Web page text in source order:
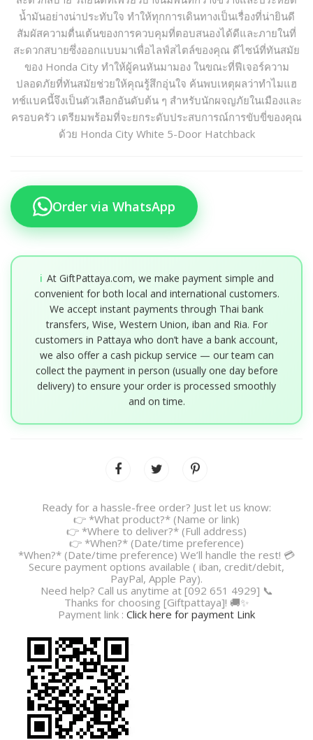
สะดวกสบาย รถยนต์ที่เพรียวบางนี้มีพื้นที่กว้างขวางและประหยัด
น้ำมันอย่างน่าประทับใจ ทำให้ทุกการเดินทางเป็นเรื่องที่น่ายินดี
สัมผัสความตื่นเต้นของการควบคุมที่ตอบสนองได้ดีและภายในที่
สะดวกสบายซึ่งออกแบบมาเพื่อไลฟ์สไตล์ของคุณ ดีไซน์ที่ทันสมัย
ของ Honda City ทำให้ผู้คนหันมามอง ในขณะที่ฟีเจอร์ความ
ปลอดภัยที่ทันสมัยช่วยให้คุณรู้สึกอุ่นใจ ค้นพบเหตุผลว่าทำไมแฮ
ทช์แบคนี้จึงเป็นตัวเลือกอันดับต้น ๆ สำหรับนักผจญภัยในเมืองและ
ครอบครัว เตรียมพร้อมที่จะยกระดับประสบการณ์การขับขี่ของคุณ
ด้วย Honda City White 5-Door Hatchback
Order via WhatsApp
ℹ️ At GiftPattaya.com, we make payment simple and
convenient for both local and international customers.
We accept instant payments through Thai bank
transfers, Wise, Western Union, iban and Ria. For
customers in Pattaya who don’t have a bank account,
we also offer a cash pickup service — our team can
collect the payment in person (usually one day before
delivery) to ensure your order is processed smoothly
and on time.
Ready for a hassle-free order? Just let us know:
👉 *What product?* (Name or link)
👉 *Where to deliver?* (Full address)
👉 *When?* (Date/time preference)
*When?* (Date/time preference) We’ll handle the rest! 💳
Secure payment options available ( iban, credit/debit,
PayPal, Apple Pay).
Need help? Call us anytime at [092 651 4929] 📞
Thanks for choosing [Giftpattaya]! 🚚✨
Payment link : Click here for payment Link